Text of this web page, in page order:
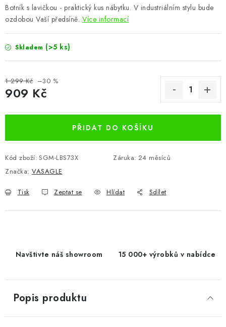
Vše o nákupu Info
Reklamace a odstoupení od smlouvy
Botník s lavičkou - praktický kus nábytku. V industriálním stylu bude
ozdobou Vaší předsíně. Více informací
Skladem (>5 ks)
1 299 Kč –30 %
909 Kč
PŘIDAT DO KOŠÍKU
Kód zboží: SGM-LBS73X Záruka: 24 měsíců
Značka: VASAGLE
Tisk Zeptat se Hlídat Sdílet
Navštivte náš showroom 15 000+ výrobků v nabídce
Popis produktu